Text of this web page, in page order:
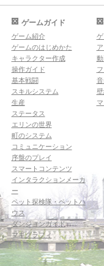
ゲームガイド
ゲーム紹介
ゲームのはじめかた
キャラクター作成
操作ガイド
基本戦闘
スキルシステム
生産
ステータス
エリンの世界
町のシステム
コミュニケーション
序盤のプレイ
スマートコンテンツ
インタラクションメーカ
ー
ペット探検隊・ペットハ
ウス
ダンジョンガイド
マギグラフィ